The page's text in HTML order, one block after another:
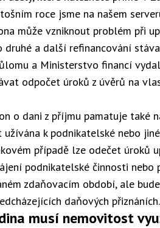
roce jsme na našem
může vzniknout problém při
druhé a další refinancování
a Ministerstvo financí
odpočet úroků z úvěrů na
o dani z příjmu pamatuje také
užívána k podnikatelské nebo
případě lze odečet úroků
podnikatelské činnosti
zdaňovacím období, ale
daňových přiznáních.
musí nemovitost